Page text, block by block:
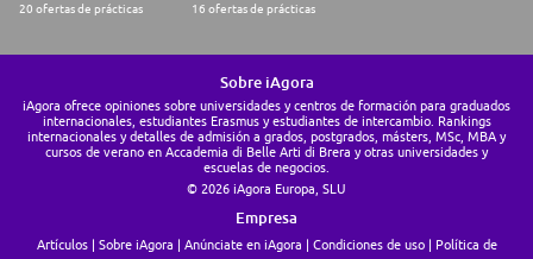
20 ofertas de prácticas 16 ofertas de prácticas
Sobre iAgora
iAgora ofrece opiniones sobre universidades y centros de formación para graduados
internacionales, estudiantes Erasmus y estudiantes de intercambio. Rankings
internacionales y detalles de admisión a grados, postgrados, másters, MSc, MBA y
cursos de verano en Accademia di Belle Arti di Brera y otras universidades y
escuelas de negocios.
© 2026 iAgora Europa, SLU
Empresa
Artículos Sobre iAgora Anúnciate en iAgora Condiciones de uso Política de